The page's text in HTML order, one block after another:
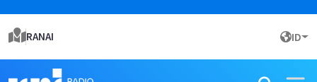
RANAI ID